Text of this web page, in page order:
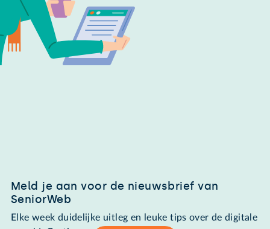
Meld je aan voor de nieuwsbrief van
SeniorWeb
Elke week duidelijke uitleg en leuke tips over de digitale